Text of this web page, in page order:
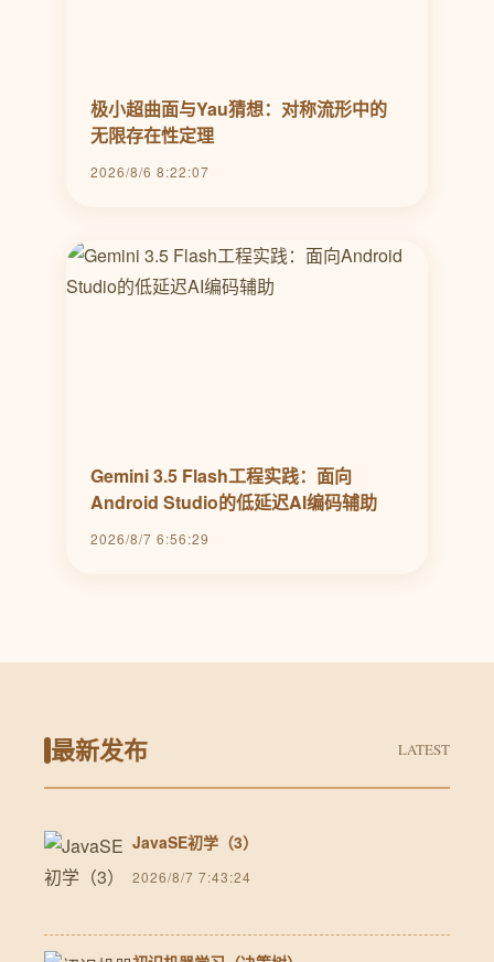
极小超曲面与Yau猜想：对称流形中的
无限存在性定理
2026/8/6 8:22:07
Gemini 3.5 Flash工程实践：面向
Android Studio的低延迟AI编码辅助
2026/8/7 6:56:29
最新发布 LATEST
JavaSE初学（3）
2026/8/7 7:43:24